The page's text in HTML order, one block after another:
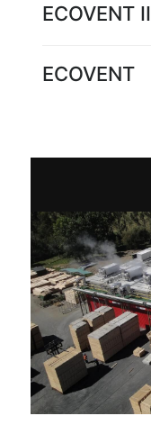
ECOVENT II
ECOVENT